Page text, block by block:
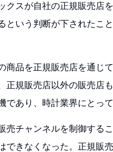
クスが自社の正規販売店
という判断が下されたこ
商品を正規販売店を通じ
正規販売店以外の販売店
あり、時計業界にとっ
売チャンネルを制御する
できなくなった。正規販